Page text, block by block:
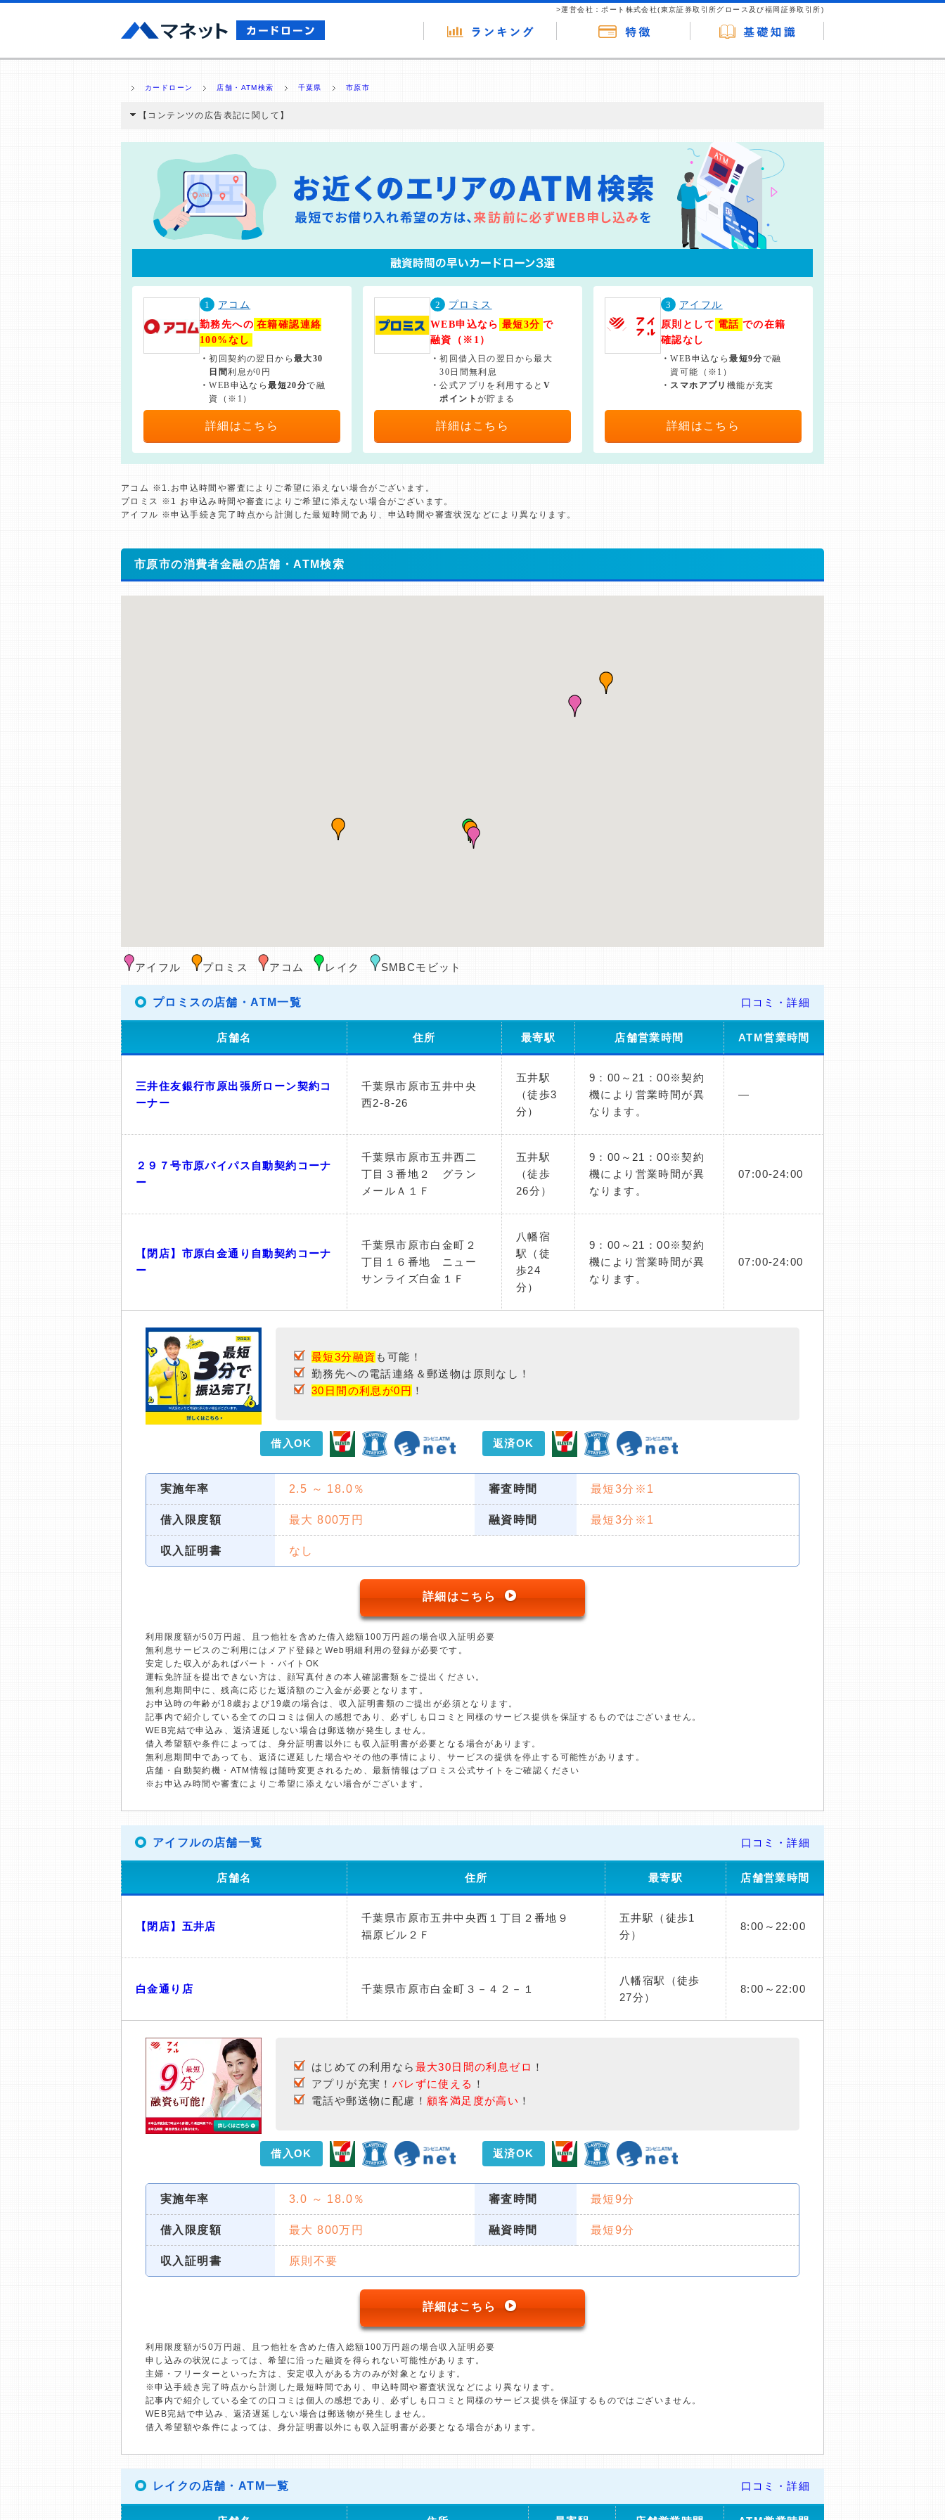
>運営会社：ポート株式会社(東京証券取引所グロース及び福岡証券取引所)
カードローン 店舗・ATM検索 千葉県 市原市
【コンテンツの広告表記に関して】
と弊社に対して企業から紹介報酬が支払われるという収益モデルです。 ただし、特定の商品を根拠なくPRするものではなく、当編集部の調査／ユーザーへの口コ
ミ収集などに基づき、公平性を担保した情報提供を行っています。
>提携企業一覧
1
アコム
勤務先への 在籍確認連絡
100%なし
・初回契約の翌日から最大30
日間利息が0円
・WEB申込なら最短20分で融
資（※1）
詳細はこちら
2
プロミス
WEB申込なら 最短3分 で
融資（※1）
・初回借入日の翌日から最大
30日間無利息
・公式アプリを利用すると V
ポイントが貯まる
詳細はこちら
3
アイフル
原則として 電話 での在籍
確認なし
・WEB申込なら最短9分で融
資可能（※1）
・ スマホアプリ 機能が充実
詳細はこちら
アコム ※1.お申込時間や審査によりご希望に添えない場合がございます。
プロミス ※1 お申込み時間や審査によりご希望に添えない場合がございます。
アイフル ※申込手続き完了時点から計測した最短時間であり、申込時間や審査状況などにより異なります。
市原市の消費者金融の店舗・ATM検索
アイフル プロミス アコム レイク SMBCモビット
プロミスの店舗・ATM一覧 口コミ・詳細
店舗名 住所 最寄駅 店舗営業時間 ATM営業時間
三井住友銀行市原出張所ローン契約コ
ーナー
千葉県市原市五井中央
西2-8-26
五井駅
（徒歩3
分）
9：00～21：00※契約
機により営業時間が異
なります。
―
２９７号市原バイパス自動契約コーナ
ー
千葉県市原市五井西二
丁目３番地２ グラン
メールＡ１Ｆ
五井駅
（徒歩
26分）
9：00～21：00※契約
機により営業時間が異
なります。
07:00-24:00
【閉店】市原白金通り自動契約コーナ
ー
千葉県市原市白金町２
丁目１６番地 ニュー
サンライズ白金１Ｆ
八幡宿
駅（徒
歩24
分）
9：00～21：00※契約
機により営業時間が異
なります。
07:00-24:00
最短3分融資 も可能！
勤務先への電話連絡＆郵送物は原則なし！
30日間の利息が0円 ！
借入OK 返済OK
実施年率 2.5 ～ 18.0％ 審査時間 最短3分※1
借入限度額 最大 800万円 融資時間 最短3分※1
収入証明書 なし
詳細はこちら
利用限度額が50万円超、且つ他社を含めた借入総額100万円超の場合収入証明必要
無利息サービスのご利用にはメアド登録とWeb明細利用の登録が必要です。
安定した収入があればパート・バイトOK
運転免許証を提出できない方は、顔写真付きの本人確認書類をご提出ください。
無利息期間中に、残高に応じた返済額のご入金が必要となります。
お申込時の年齢が18歳および19歳の場合は、収入証明書類のご提出が必須となります。
記事内で紹介している全ての口コミは個人の感想であり、必ずしも口コミと同様のサービス提供を保証するものではございません。
WEB完結で申込み、返済遅延しない場合は郵送物が発生しません。
借入希望額や条件によっては、身分証明書以外にも収入証明書が必要となる場合があります。
無利息期間中であっても、返済に遅延した場合やその他の事情により、サービスの提供を停止する可能性があります。
店舗・自動契約機・ATM情報は随時変更されるため、最新情報はプロミス公式サイトをご確認ください
※お申込み時間や審査によりご希望に添えない場合がございます。
アイフルの店舗一覧 口コミ・詳細
店舗名 住所 最寄駅 店舗営業時間
【閉店】五井店
千葉県市原市五井中央西１丁目２番地９
福原ビル２Ｆ
五井駅（徒歩1
分）
8:00～22:00
白金通り店 千葉県市原市白金町３－４２－１
八幡宿駅（徒歩
27分）
8:00～22:00
はじめての利用なら 最大30日間の利息ゼロ ！
アプリが充実！ バレずに使える ！
電話や郵送物に配慮！ 顧客満足度が高い ！
借入OK 返済OK
実施年率 3.0 ～ 18.0％ 審査時間 最短9分
借入限度額 最大 800万円 融資時間 最短9分
収入証明書 原則不要
詳細はこちら
利用限度額が50万円超、且つ他社を含めた借入総額100万円超の場合収入証明必要
申し込みの状況によっては、希望に沿った融資を得られない可能性があります。
主婦・フリーターといった方は、安定収入がある方のみが対象となります。
※申込手続き完了時点から計測した最短時間であり、申込時間や審査状況などにより異なります。
記事内で紹介している全ての口コミは個人の感想であり、必ずしも口コミと同様のサービス提供を保証するものではございません。
WEB完結で申込み、返済遅延しない場合は郵送物が発生しません。
借入希望額や条件によっては、身分証明書以外にも収入証明書が必要となる場合があります。
レイクの店舗・ATM一覧 口コミ・詳細